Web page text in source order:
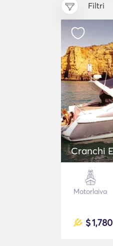
Filtri
Cranchi
Motorlaiva
$1,780